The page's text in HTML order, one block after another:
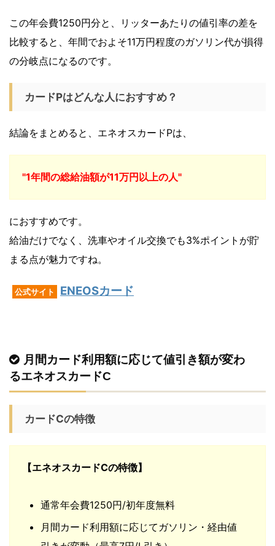
この年会費1250円分と、リッターあたりの値引率の差を
比較すると、年間でおよそ11万円程度のガソリン代が損得
の分岐点になるのです。
カードPはどんな人におすすめ？
結論をまとめると、エネオスカードPは、
"1年間の総給油額が11万円以上の人"
におすすめです。
給油だけでなく、洗車やオイル交換でも3%ポイントが貯
まる点が魅力ですね。
公式サイト ENEOSカード
月間カード利用額に応じて値引き額が変わ
るエネオスカードC
カードCの特徴
【エネオスカードCの特徴】
通常年会費1250円/初年度無料
月間カード利用額に応じてガソリン・経由値